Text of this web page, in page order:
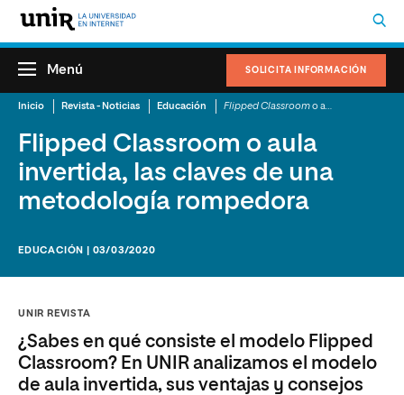
SOLICITA INFORMACIÓN
Menú
Inicio Revista - Noticias Educación Flipped Classroomo aula invertida, las claves de una metodología rompedora
Flipped Classroom o aula
invertida, las claves de una
metodología rompedora
EDUCACIÓN | 03/03/2020
UNIR REVISTA
¿Sabes en qué consiste el modelo Flipped
Classroom? En UNIR analizamos el modelo
de aula invertida, sus ventajas y consejos